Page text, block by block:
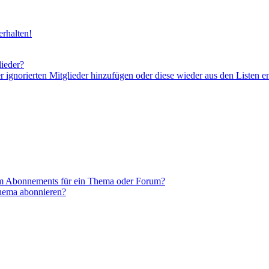
Mitglieder hinzufügen oder diese wieder aus den Listen
Abonnements für ein Thema oder Forum?
abonnieren?